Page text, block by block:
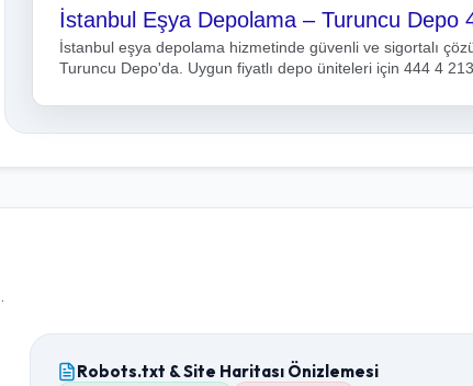
İstanbul eşya depolama hizmetinde güvenli ve sigortalı
Turuncu Depo'da. Uygun fiyatlı depo üniteleri için 444 4 213
Robots.txt & Site Haritası Önizlemesi